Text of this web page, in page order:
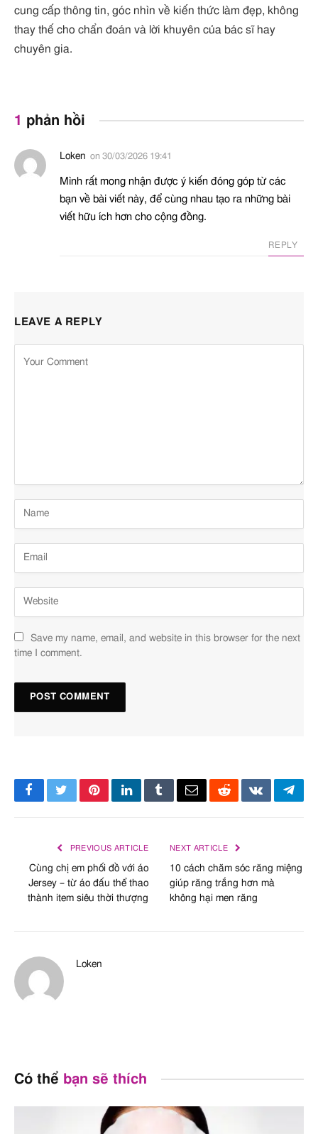
cung cấp thông tin, góc nhìn về kiến thức làm đẹp, không
thay thế cho chẩn đoán và lời khuyên của bác sĩ hay
chuyên gia.
1 phản hồi
Loken on 30/03/2026 19:41
Mình rất mong nhận được ý kiến đóng góp từ các
bạn về bài viết này, để cùng nhau tạo ra những bài
viết hữu ích hơn cho cộng đồng.
REPLY
LEAVE A REPLY
Save my name, email, and website in this browser for the next
time I comment.
FacebookTwitterPinterestLinkedInTumblrEmailRedditVKontakte
PREVIOUS ARTICLE
Cùng chị em phối đồ với áo
Jersey – từ áo đấu thể thao
thành item siêu thời thượng
NEXT ARTICLE
10 cách chăm sóc răng miệng
giúp răng trắng hơn mà
không hại men răng
Loken
Có thể bạn sẽ thích